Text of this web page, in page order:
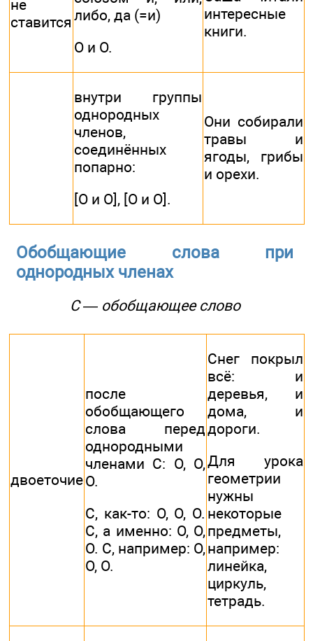
не
ставится либо, да (=и)
О и О.
интересные
книги.
внутри группы
однородных
членов,
соединённых
попарно:
[О и О], [О и О].
Они собирали
травы и
ягоды, грибы
и орехи.
Обобщающие слова при
однородных членах
С — обобщающее слово
двоеточие
после
обобщающего
слова перед
однородными
членами С: О, О,
О.
С, как-то: О, О, О.
С, а именно: О, О,
О. С, например: О,
О, О.
Снег покрыл
всё: и
деревья, и
дома, и
дороги.
Для урока
геометрии
нужны
некоторые
предметы,
например:
линейка,
циркуль,
тетрадь.